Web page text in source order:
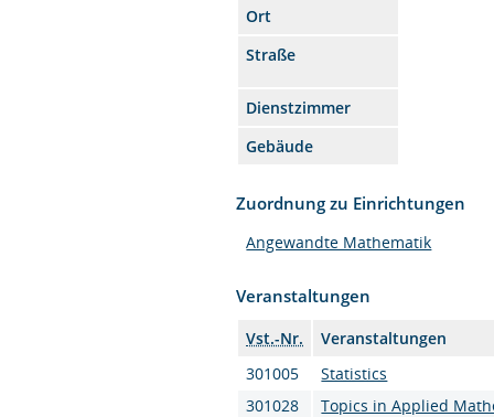
Ort
Straße
Dienstzimmer
Gebäude
Zuordnung zu Einrichtungen
Angewandte Mathematik
Veranstaltungen
Vst.-Nr.
Veranstaltungen
301005
Statistics
301028
Topics in Applied